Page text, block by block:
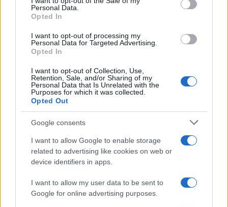
Personal Data.
Opted In
I want to opt-out of processing my
Personal Data for Targeted Advertising.
Opted In
I want to opt-out of Collection, Use,
Retention, Sale, and/or Sharing of my
Personal Data that Is Unrelated with the
Purposes for which it was collected.
Opted Out
Google consents
I want to allow Google to enable storage
related to advertising like cookies on web or
device identifiers in apps.
I want to allow my user data to be sent to
Google for online advertising purposes.
αναχωρήσεων αεροδρομίου. Άλλοι γνωρίζουν τον
ξεκινήσει για άλλου καταλήγουν σε άλλο σημείο. Η
κινητικότητα είναι συνάρτηση πολλών παραγόντων,
ορισμένοι εκ των οποίων δεν είναι ορατοί προς το
παρόν. Λέγεται πως ο Ιβάν Σαββίδης τα βρήκε με την
κυβέρνηση, […]